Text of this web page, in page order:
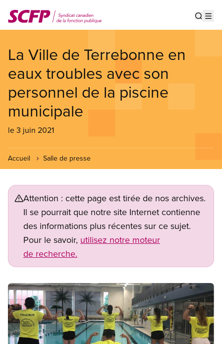
au
contenu
La Ville de Terrebonne en
eaux troubles avec son
personnel de la piscine
municipale
le 3 juin 2021
Accueil Salle de presse
Attention : cette page est tirée de nos archives.
Il se pourrait que notre site Internet contienne
des informations plus récentes sur ce sujet.
Pour le savoir, utilisez notre moteur
de recherche.
Image